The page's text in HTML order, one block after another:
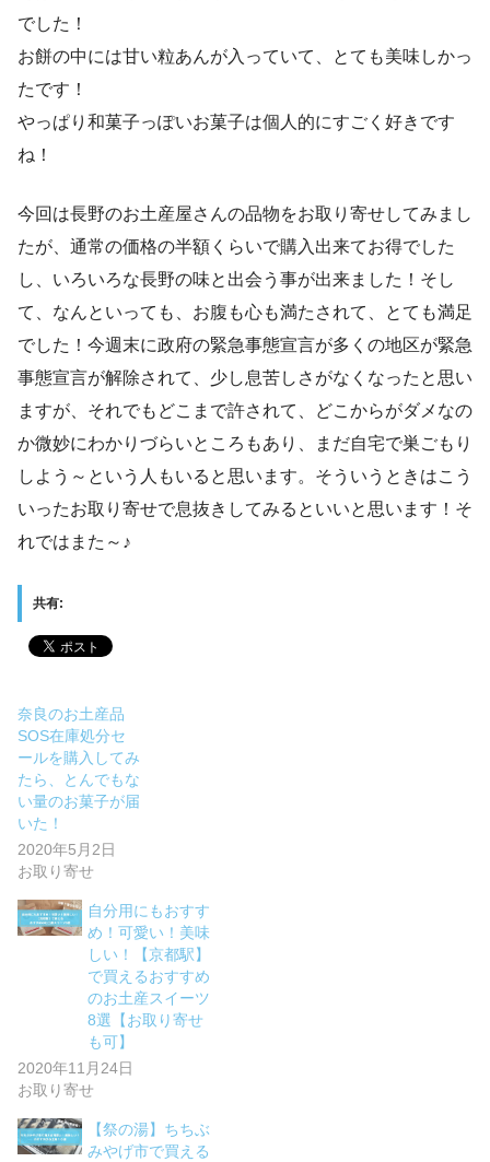
でした！
お餅の中には甘い粒あんが入っていて、とても美味しかっ
たです！
やっぱり和菓子っぽいお菓子は個人的にすごく好きです
ね！
今回は長野のお土産屋さんの品物をお取り寄せしてみまし
たが、通常の価格の半額くらいで購入出来てお得でした
し、いろいろな長野の味と出会う事が出来ました！そし
て、なんといっても、お腹も心も満たされて、とても満足
でした！今週末に政府の緊急事態宣言が多くの地区が緊急
事態宣言が解除されて、少し息苦しさがなくなったと思い
ますが、それでもどこまで許されて、どこからがダメなの
か微妙にわかりづらいところもあり、まだ自宅で巣ごもり
しよう～という人もいると思います。そういうときはこう
いったお取り寄せで息抜きしてみるといいと思います！そ
れではまた～♪
共有:
奈良のお土産品
SOS在庫処分セ
ールを購入してみ
たら、とんでもな
い量のお菓子が届
いた！
2020年5月2日
お取り寄せ
自分用にもおすす
め！可愛い！美味
しい！【京都駅】
で買えるおすすめ
のお土産スイーツ
8選【お取り寄せ
も可】
2020年11月24日
お取り寄せ
【祭の湯】ちちぶ
みやげ市で買える